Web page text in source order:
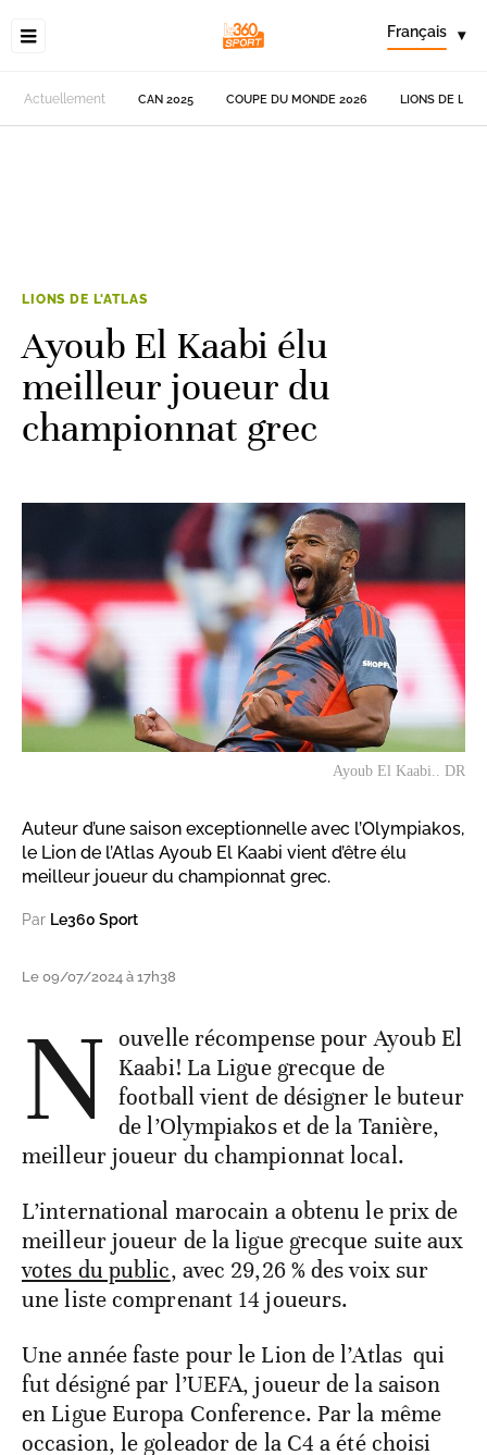
Français ▾
Actuellement CAN 2025 COUPE DU MONDE 2026 LIONS DE
LIONS DE L'ATLAS
Ayoub El Kaabi élu
meilleur joueur du
championnat grec
Ayoub El Kaabi.. DR
Auteur d’une saison exceptionnelle avec l’Olympiakos,
le Lion de l’Atlas Ayoub El Kaabi vient d’être élu
meilleur joueur du championnat grec.
Par Le360 Sport
Le 09/07/2024 à 17h38
N ouvelle récompense pour Ayoub El
Kaabi! La Ligue grecque de
football vient de désigner le buteur
de l’Olympiakos et de la Tanière,
meilleur joueur du championnat local.
L’international marocain a obtenu le prix de
meilleur joueur de la ligue grecque suite aux
votes du public, avec 29,26 % des voix sur
une liste comprenant 14 joueurs.
Une année faste pour le Lion de l’Atlas qui
fut désigné par l’UEFA, joueur de la saison
en Ligue Europa Conference. Par la même
occasion, le goleador de la C4 a été choisi